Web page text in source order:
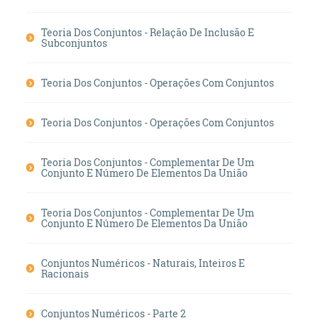
Teoria Dos Conjuntos - Relação De Inclusão E
Subconjuntos
Teoria Dos Conjuntos - Operações Com Conjuntos
Teoria Dos Conjuntos - Operações Com Conjuntos
Teoria Dos Conjuntos - Complementar De Um
Conjunto E Número De Elementos Da União
Teoria Dos Conjuntos - Complementar De Um
Conjunto E Número De Elementos Da União
Conjuntos Numéricos - Naturais, Inteiros E
Racionais
Conjuntos Numéricos - Parte 2